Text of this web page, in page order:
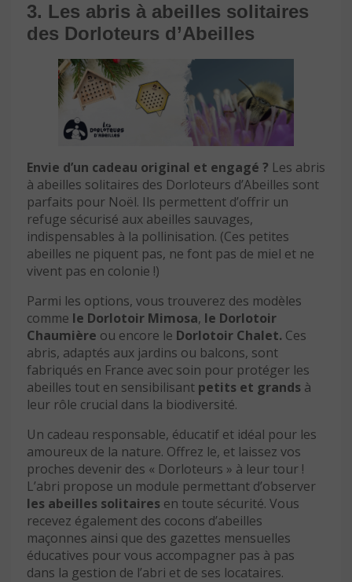
3. Les abris à abeilles solitaires
des Dorloteurs d’Abeilles
Envie d’un cadeau original et engagé ? Les abris
à abeilles solitaires des Dorloteurs d’Abeilles sont
parfaits pour Noël. Ils permettent d’offrir un
refuge sécurisé aux abeilles sauvages,
indispensables à la pollinisation. (Ces petites
abeilles ne piquent pas, ne font pas de miel et ne
vivent pas en colonie !)
Parmi les options, vous trouverez des modèles
comme le Dorlotoir Mimosa, le Dorlotoir
Chaumière ou encore le Dorlotoir Chalet. Ces
abris, adaptés aux jardins ou balcons, sont
fabriqués en France avec soin pour protéger les
abeilles tout en sensibilisant petits et grands à
leur rôle crucial dans la biodiversité.
Un cadeau responsable, éducatif et idéal pour les
amoureux de la nature. Offrez le, et laissez vos
proches devenir des « Dorloteurs » à leur tour !
L’abri propose un module permettant d’observer
les abeilles solitaires en toute sécurité. Vous
recevez également des cocons d’abeilles
maçonnes ainsi que des gazettes mensuelles
éducatives pour vous accompagner pas à pas
dans la gestion de l’abri et de ses locataires.